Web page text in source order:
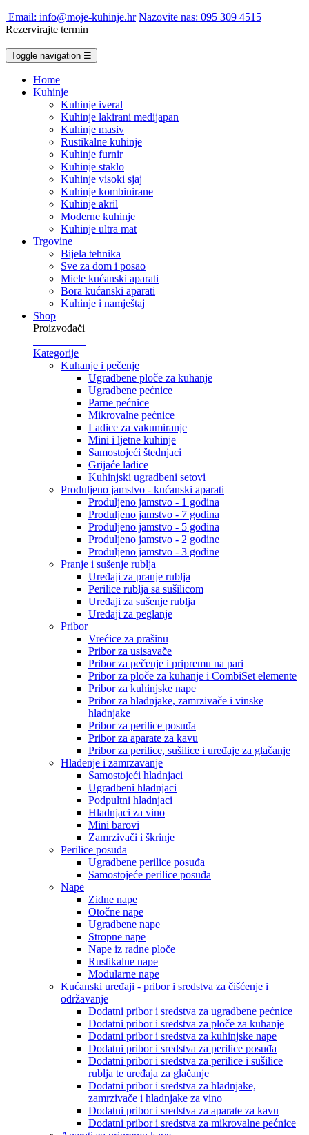
Email: info@moje-kuhinje.hr Nazovite nas: 095 309 4515
Rezervirajte termin
Toggle navigation ☰
Home
Kuhinje
Kuhinje iveral
Kuhinje lakirani medijapan
Kuhinje masiv
Rustikalne kuhinje
Kuhinje furnir
Kuhinje staklo
Kuhinje visoki sjaj
Kuhinje kombinirane
Kuhinje akril
Moderne kuhinje
Kuhinje ultra mat
Trgovine
Bijela tehnika
Sve za dom i posao
Miele kućanski aparati
Bora kućanski aparati
Kuhinje i namještaj
Shop
Proizvođači
Kategorije
Kuhanje i pečenje
Ugradbene ploče za kuhanje
Ugradbene pećnice
Parne pećnice
Mikrovalne pećnice
Ladice za vakumiranje
Mini i ljetne kuhinje
Samostojeći štednjaci
Grijaće ladice
Kuhinjski ugradbeni setovi
Produljeno jamstvo - kućanski aparati
Produljeno jamstvo - 1 godina
Produljeno jamstvo - 7 godina
Produljeno jamstvo - 5 godina
Produljeno jamstvo - 2 godine
Produljeno jamstvo - 3 godine
Pranje i sušenje rublja
Uređaji za pranje rublja
Perilice rublja sa sušilicom
Uređaji za sušenje rublja
Uređaji za peglanje
Pribor
Vrećice za prašinu
Pribor za usisavače
Pribor za pečenje i pripremu na pari
Pribor za ploče za kuhanje i CombiSet elemente
Pribor za kuhinjske nape
Pribor za hladnjake, zamrzivače i vinske
hladnjake
Pribor za perilice posuđa
Pribor za aparate za kavu
Pribor za perilice, sušilice i uređaje za glačanje
Hlađenje i zamrzavanje
Samostojeći hladnjaci
Ugradbeni hladnjaci
Podpultni hladnjaci
Hladnjaci za vino
Mini barovi
Zamrzivači i škrinje
Perilice posuđa
Ugradbene perilice posuđa
Samostojeće perilice posuđa
Nape
Zidne nape
Otočne nape
Ugradbene nape
Stropne nape
Nape iz radne ploče
Rustikalne nape
Modularne nape
Kućanski uređaji - pribor i sredstva za čišćenje i
održavanje
Dodatni pribor i sredstva za ugradbene pećnice
Dodatni pribor i sredstva za ploče za kuhanje
Dodatni pribor i sredstva za kuhinjske nape
Dodatni pribor i sredstva za perilice posuđa
Dodatni pribor i sredstva za perilice i sušilice
rublja te uređaja za glačanje
Dodatni pribor i sredstva za hladnjake,
zamrzivače i hladnjake za vino
Dodatni pribor i sredstva za aparate za kavu
Dodatni pribor i sredstva za mikrovalne pećnice